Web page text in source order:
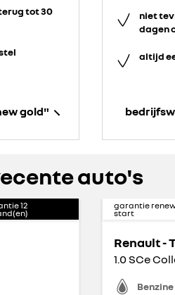
tot 30
gold"
niet
dagen
altijd
auto's
12 garantie
start
Renault -
1.0 SCe
Benzine